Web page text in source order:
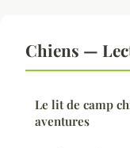
Chiens —
Le lit de camp
aventures